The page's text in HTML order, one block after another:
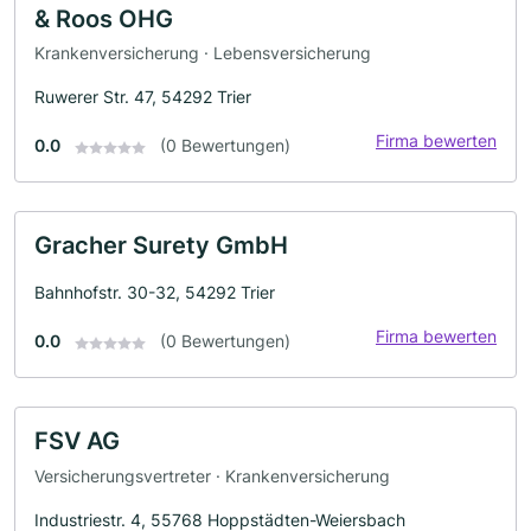
& Roos OHG
Krankenversicherung · Lebensversicherung
Ruwerer Str. 47, 54292 Trier
0.0 (0 Bewertungen) Firma bewerten
Gracher Surety GmbH
Bahnhofstr. 30-32, 54292 Trier
0.0 (0 Bewertungen) Firma bewerten
FSV AG
Versicherungsvertreter · Krankenversicherung
Industriestr. 4, 55768 Hoppstädten-Weiersbach